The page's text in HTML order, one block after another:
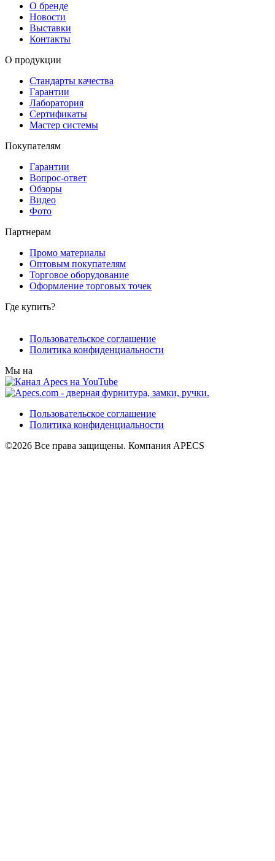
О бренде
Новости
Выставки
Контакты
О продукции
Стандарты качества
Гарантии
Лаборатория
Сертификаты
Мастер системы
Покупателям
Гарантии
Вопрос-ответ
Обзоры
Видео
Фото
Партнерам
Промо материалы
Оптовым покупателям
Торговое оборудование
Оформление торговых точек
Где купить?
Пользовательское соглашение
Политика конфиденциальности
Мы на
Пользовательское соглашение
Политика конфиденциальности
©2026 Все права защищены. Компания APECS